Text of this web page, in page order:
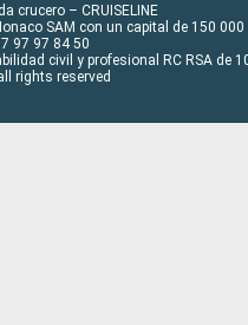
crucero – CRUISELINE
SAM con un capital de 150 000
97 97 84 50
civil y profesional RC RSA de
rights reserved